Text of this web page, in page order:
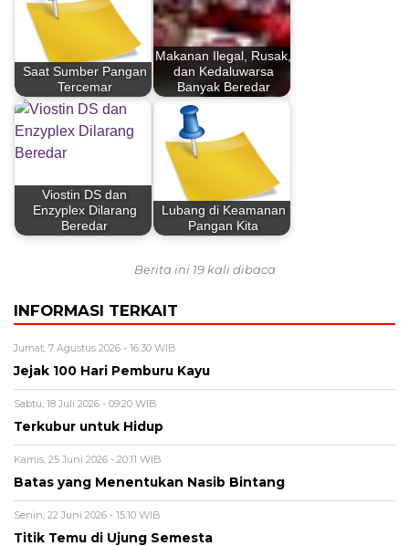
Saat Sumber Pangan
Tercemar
Makanan Ilegal, Rusak,
dan Kedaluwarsa
Banyak Beredar
Viostin DS dan
Enzyplex Dilarang
Beredar
Lubang di Keamanan
Pangan Kita
Berita ini 19 kali dibaca
INFORMASI TERKAIT
Jumat, 7 Agustus 2026 - 16:30 WIB
Jejak 100 Hari Pemburu Kayu
Sabtu, 18 Juli 2026 - 09:20 WIB
Terkubur untuk Hidup
Kamis, 25 Juni 2026 - 20:11 WIB
Batas yang Menentukan Nasib Bintang
Senin, 22 Juni 2026 - 15:10 WIB
Titik Temu di Ujung Semesta